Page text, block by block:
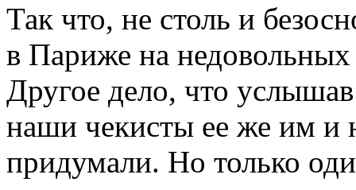
Так что, не столь и
в Париже на
Другое дело, что
наши чекисты ее же им и
придумали. Но только